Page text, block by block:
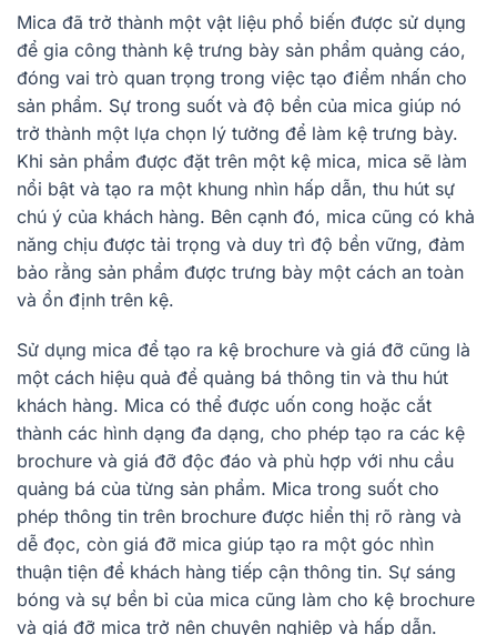
Mica đã trở thành một vật liệu phổ biến được sử dụng
để gia công thành kệ trưng bày sản phẩm quảng cáo,
đóng vai trò quan trọng trong việc tạo điểm nhấn cho
sản phẩm. Sự trong suốt và độ bền của mica giúp nó
trở thành một lựa chọn lý tưởng để làm kệ trưng bày.
Khi sản phẩm được đặt trên một kệ mica, mica sẽ làm
nổi bật và tạo ra một khung nhìn hấp dẫn, thu hút sự
chú ý của khách hàng. Bên cạnh đó, mica cũng có khả
năng chịu được tải trọng và duy trì độ bền vững, đảm
bảo rằng sản phẩm được trưng bày một cách an toàn
và ổn định trên kệ.
Sử dụng mica để tạo ra kệ brochure và giá đỡ cũng là
một cách hiệu quả để quảng bá thông tin và thu hút
khách hàng. Mica có thể được uốn cong hoặc cắt
thành các hình dạng đa dạng, cho phép tạo ra các kệ
brochure và giá đỡ độc đáo và phù hợp với nhu cầu
quảng bá của từng sản phẩm. Mica trong suốt cho
phép thông tin trên brochure được hiển thị rõ ràng và
dễ đọc, còn giá đỡ mica giúp tạo ra một góc nhìn
thuận tiện để khách hàng tiếp cận thông tin. Sự sáng
bóng và sự bền bỉ của mica cũng làm cho kệ brochure
và giá đỡ mica trở nên chuyên nghiệp và hấp dẫn.